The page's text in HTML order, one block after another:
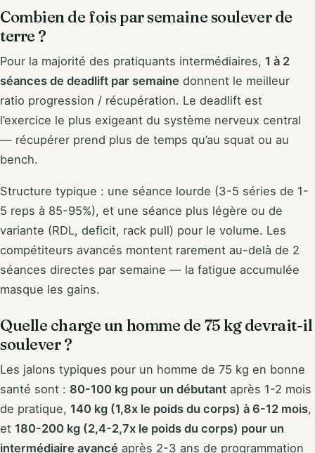
Combien de fois par semaine soulever de
terre ?
Pour la majorité des pratiquants intermédiaires, 1 à 2
séances de deadlift par semaine donnent le meilleur
ratio progression / récupération. Le deadlift est
l’exercice le plus exigeant du système nerveux central
— récupérer prend plus de temps qu’au squat ou au
bench.
Structure typique : une séance lourde (3-5 séries de 1-
5 reps à 85-95%), et une séance plus légère ou de
variante (RDL, deficit, rack pull) pour le volume. Les
compétiteurs avancés montent rarement au-delà de 2
séances directes par semaine — la fatigue accumulée
masque les gains.
Quelle charge un homme de 75 kg devrait-il
soulever ?
Les jalons typiques pour un homme de 75 kg en bonne
santé sont : 80-100 kg pour un débutant après 1-2 mois
de pratique, 140 kg (1,8x le poids du corps) à 6-12 mois,
et 180-200 kg (2,4-2,7x le poids du corps) pour un
intermédiaire avancé après 2-3 ans de programmation